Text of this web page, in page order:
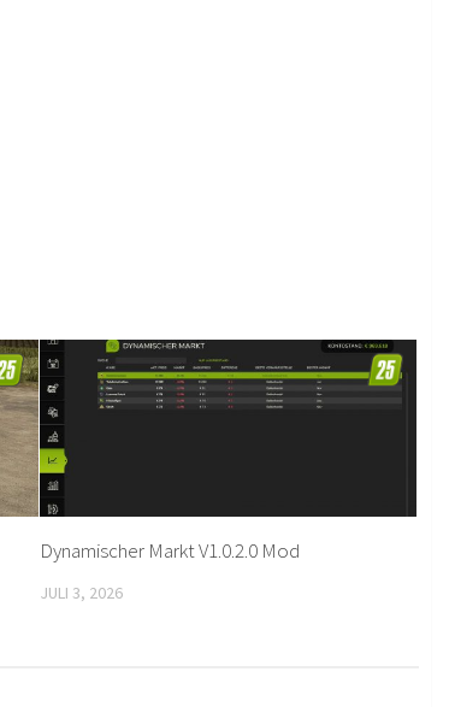
Dynamischer Markt V1.0.2.0 Mod
JULI 3, 2026